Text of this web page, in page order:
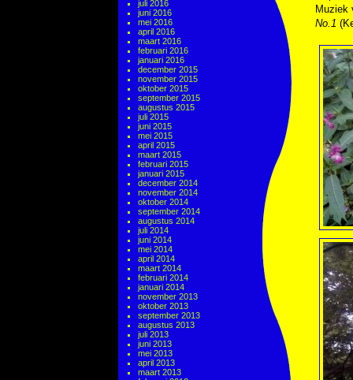
juli 2016
juni 2016
mei 2016
april 2016
maart 2016
februari 2016
januari 2016
december 2015
november 2015
oktober 2015
september 2015
augustus 2015
juli 2015
juni 2015
mei 2015
april 2015
maart 2015
februari 2015
januari 2015
december 2014
november 2014
oktober 2014
september 2014
augustus 2014
juli 2014
juni 2014
mei 2014
april 2014
maart 2014
februari 2014
januari 2014
november 2013
oktober 2013
september 2013
augustus 2013
juli 2013
juni 2013
mei 2013
april 2013
maart 2013
Muziek
No.1